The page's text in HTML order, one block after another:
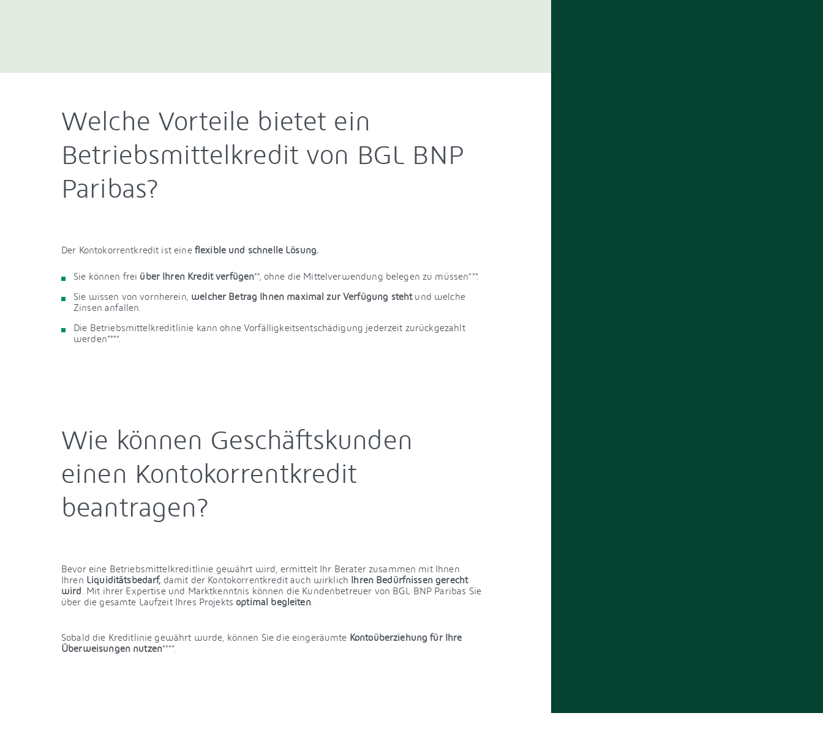
Welche Vorteile bietet ein
Betriebsmittelkredit von BGL BNP
Paribas?
Der Kontokorrentkredit ist eine flexible und schnelle Lösung.
Sie können frei über Ihren Kredit verfügen**, ohne die Mittelverwendung belegen zu müssen***.
Sie wissen von vornherein, welcher Betrag Ihnen maximal zur Verfügung steht und welche
Zinsen anfallen.
Die Betriebsmittelkreditlinie kann ohne Vorfälligkeitsentschädigung jederzeit zurückgezahlt
werden****.
Wie können Geschäftskunden
einen Kontokorrentkredit
beantragen?
Bevor eine Betriebsmittelkreditlinie gewährt wird, ermittelt Ihr Berater zusammen mit Ihnen
Ihren Liquiditätsbedarf, damit der Kontokorrentkredit auch wirklich Ihren Bedürfnissen gerecht
wird. Mit ihrer Expertise und Marktkenntnis können die Kundenbetreuer von BGL BNP Paribas Sie
über die gesamte Laufzeit Ihres Projektsoptimal begleiten.
Sobald die Kreditlinie gewährt wurde, können Sie die eingeräumte Kontoüberziehung für Ihre
Überweisungen nutzen****.